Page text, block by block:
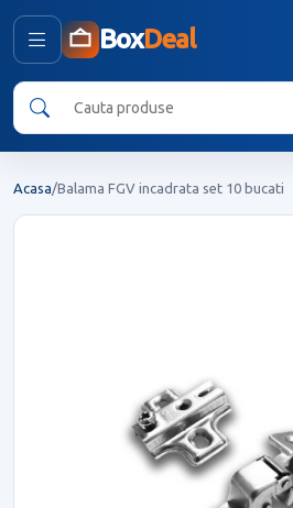
BoxDeal
Acasa/Balama FGV incadrata set 10 bucati